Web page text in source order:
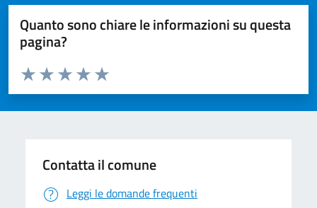
Quanto sono chiare le informazioni su questa
pagina?
Valuta da 1 a 5 stelle la pagina
Valuta 5 stelle su 5
Valuta 4 stelle su 5
Valuta 3 stelle su 5
Valuta 2 stelle su 5
Valuta 1 stelle su 5
Contatta il comune
Leggi le domande frequenti